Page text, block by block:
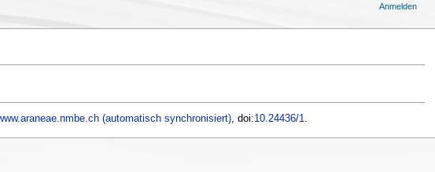
(automatisch synchronisiert), doi:10.24436/1.
Anmelden